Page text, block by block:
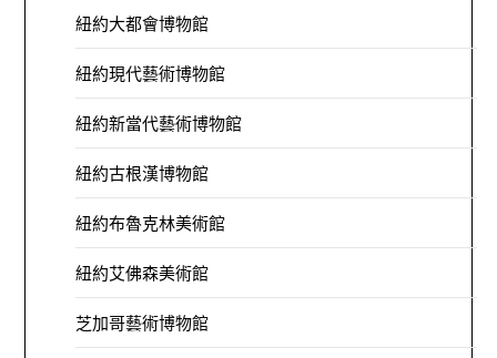
紐約大都會博物館
紐約現代藝術博物館
紐約新當代藝術博物館
紐約古根漢博物館
紐約布魯克林美術館
紐約艾佛森美術館
芝加哥藝術博物館